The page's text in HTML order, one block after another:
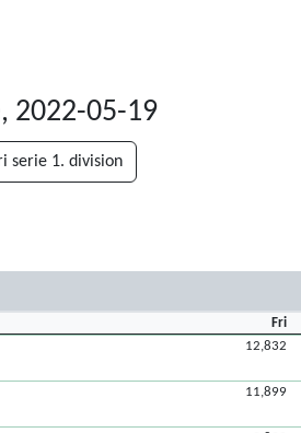
2022-05-19
serie 1. division
Fri
12,832
11,899